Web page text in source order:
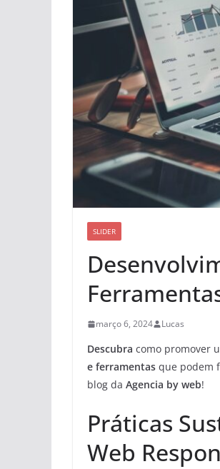
SLIDER
março 6, 2024 Lucas
Descubra como promover
e ferramentas que podem
blog da Agencia by web!
Práticas
Web